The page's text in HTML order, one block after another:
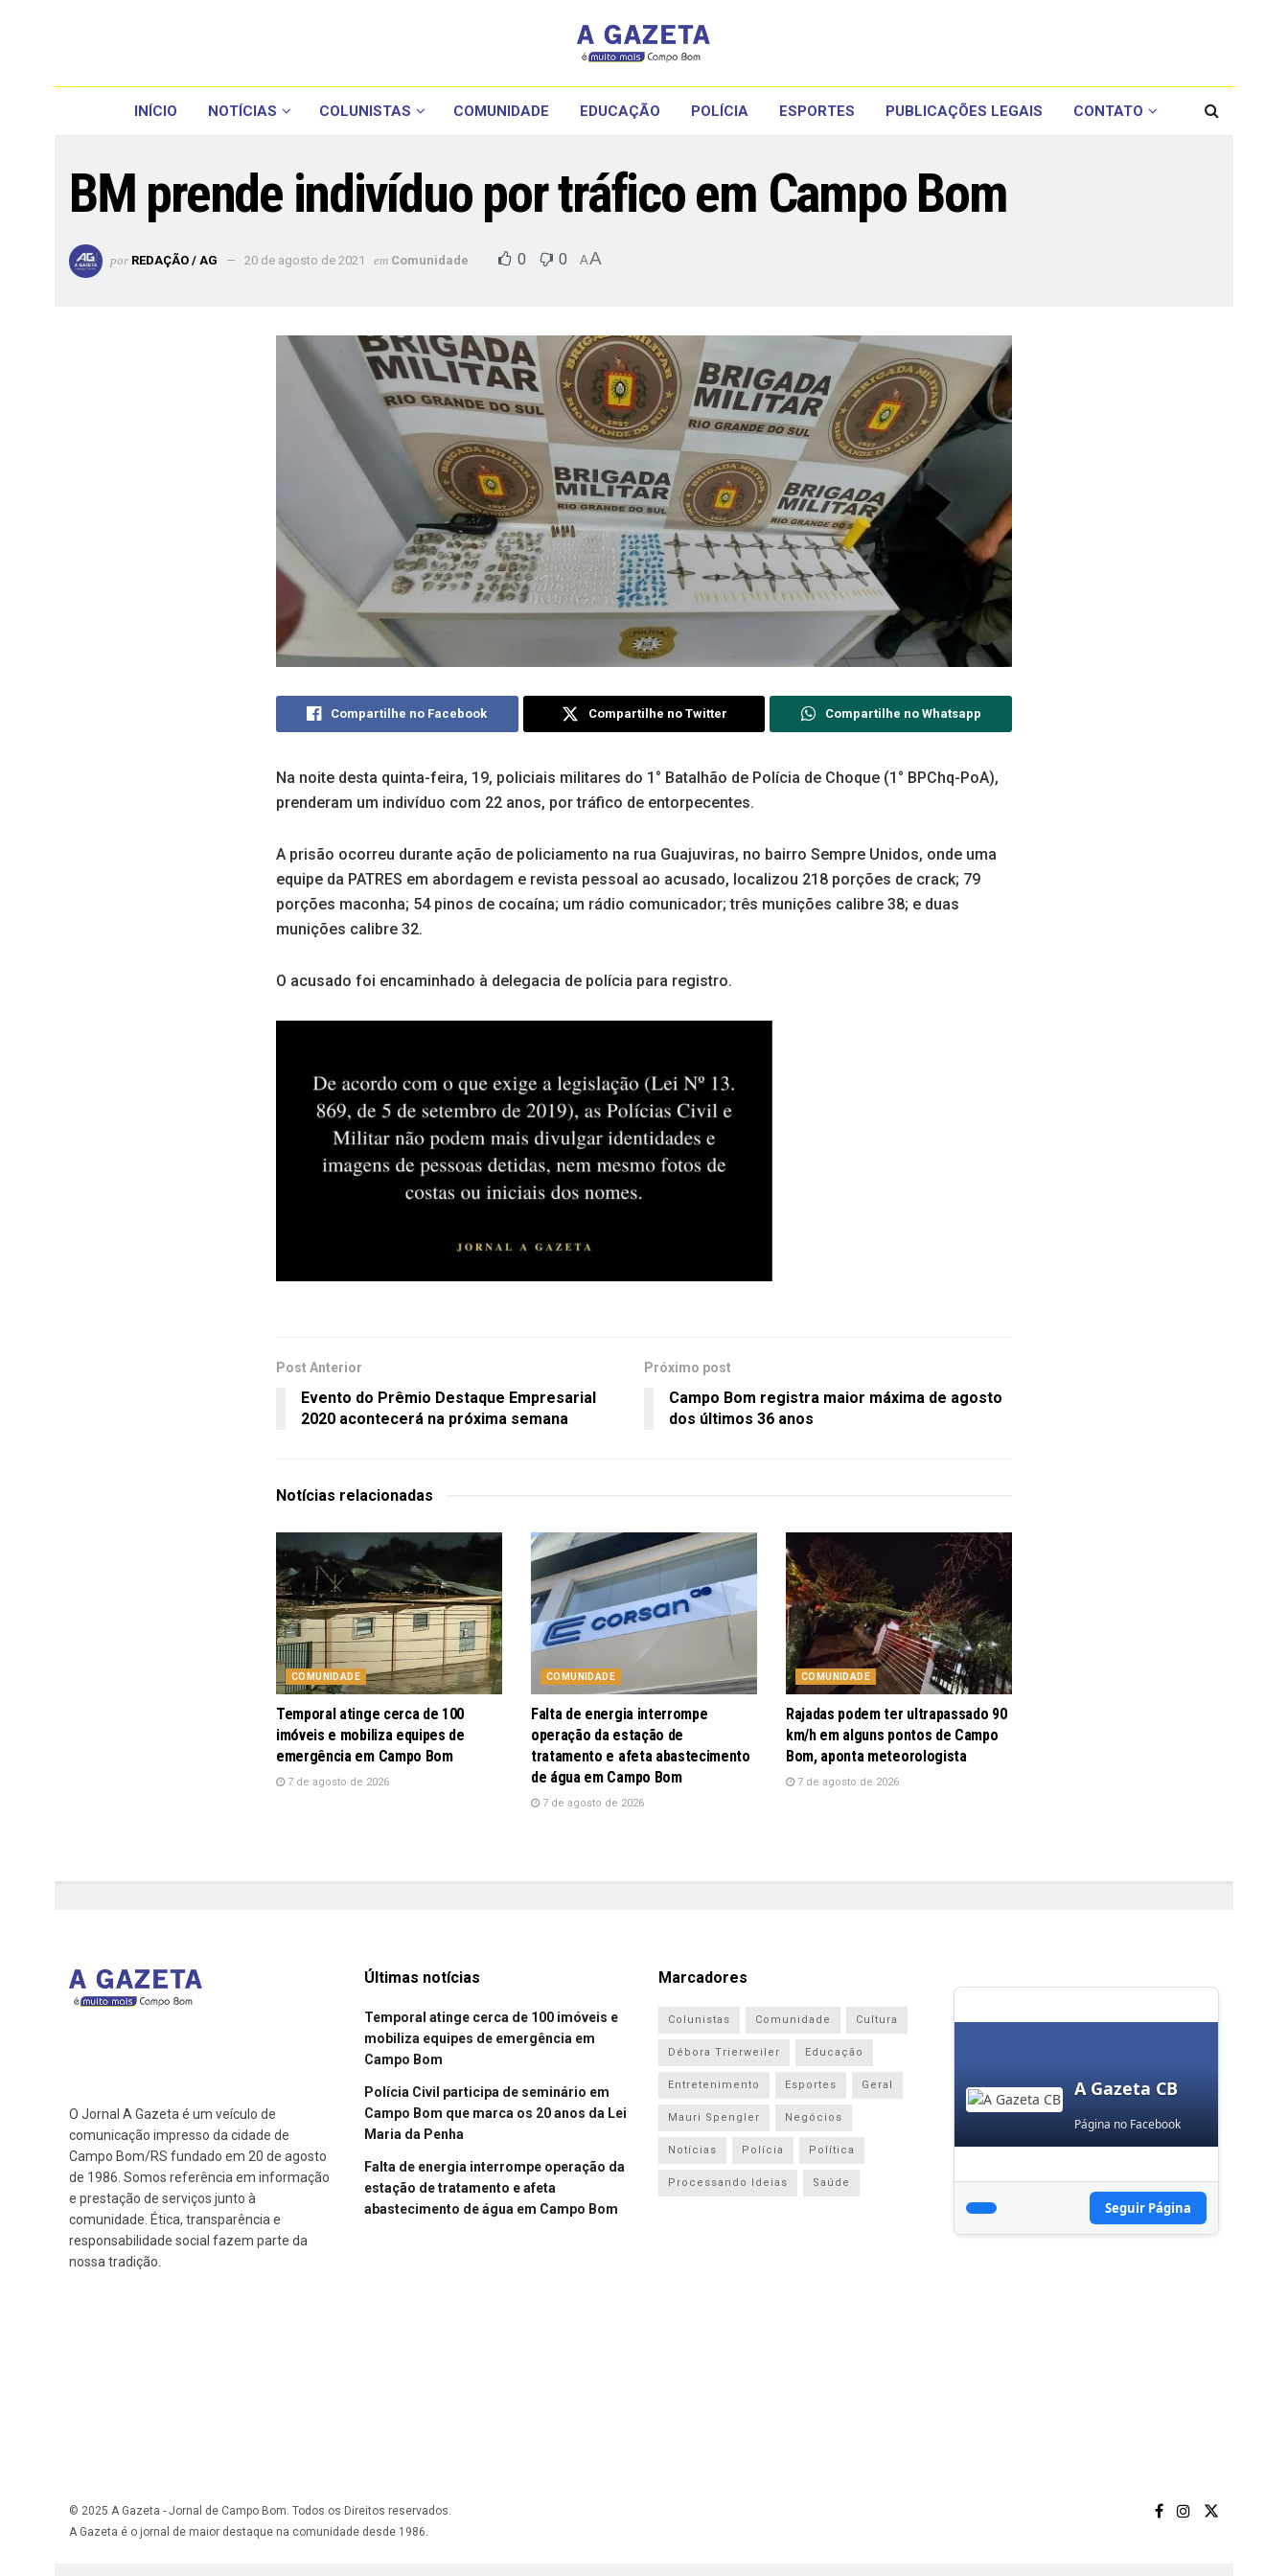
INÍCIO NOTÍCIAS COLUNISTAS COMUNIDADE EDUCAÇÃO POLÍCIA ESPORTES PUBLICAÇÕES LEGAIS CONTATO
BM prende indivíduo por tráfico em Campo Bom
por REDAÇÃO / AG 20 de agosto de 2021 em Comunidade 0 0 AA
Compartilhe no Facebook Compartilhe no Twitter Compartilhe no Whatsapp
Na noite desta quinta-feira, 19, policiais militares do 1° Batalhão de Polícia de Choque (1° BPChq-PoA),
prenderam um indivíduo com 22 anos, por tráfico de entorpecentes.
A prisão ocorreu durante ação de policiamento na rua Guajuviras, no bairro Sempre Unidos, onde uma
equipe da PATRES em abordagem e revista pessoal ao acusado, localizou 218 porções de crack; 79
porções maconha; 54 pinos de cocaína; um rádio comunicador; três munições calibre 38; e duas
munições calibre 32.
O acusado foi encaminhado à delegacia de polícia para registro.
Post Anterior
Evento do Prêmio Destaque Empresarial
2020 acontecerá na próxima semana
Próximo post
Campo Bom registra maior máxima de agosto
dos últimos 36 anos
Notícias relacionadas
COMUNIDADE
Temporal atinge cerca de 100
imóveis e mobiliza equipes de
emergência em Campo Bom
7 de agosto de 2026
COMUNIDADE
Falta de energia interrompe
operação da estação de
tratamento e afeta abastecimento
de água em Campo Bom
7 de agosto de 2026
COMUNIDADE
Rajadas podem ter ultrapassado 90
km/h em alguns pontos de Campo
Bom, aponta meteorologista
7 de agosto de 2026
O Jornal A Gazeta é um veículo de
comunicação impresso da cidade de
Campo Bom/RS fundado em 20 de agosto
de 1986. Somos referência em informação
e prestação de serviços junto à
comunidade. Ética, transparência e
responsabilidade social fazem parte da
nossa tradição.
Últimas notícias
Temporal atinge cerca de 100 imóveis e
mobiliza equipes de emergência em
Campo Bom
Polícia Civil participa de seminário em
Campo Bom que marca os 20 anos da Lei
Maria da Penha
Falta de energia interrompe operação da
estação de tratamento e afeta
abastecimento de água em Campo Bom
Marcadores
Colunistas Comunidade Cultura
Débora Trierweiler Educação
Entretenimento Esportes Geral
Mauri Spengler Negócios
Notícias Polícia Política
Processando Ideias Saúde
A Gazeta CB
Página no Facebook
Seguir Página
© 2025 A Gazeta - Jornal de Campo Bom. Todos os Direitos reservados.
A Gazeta é o jornal de maior destaque na comunidade desde 1986.